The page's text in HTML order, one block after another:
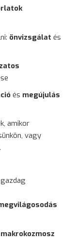
önvizsgálat és
és megújulás
amikor
vagy